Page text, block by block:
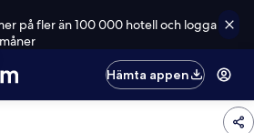
på fler än 100 000 hotell och logga
Hämta appen